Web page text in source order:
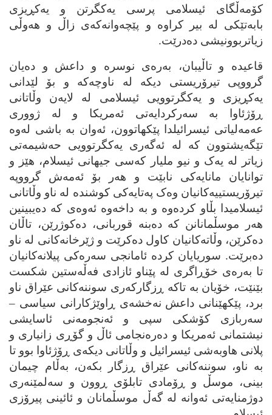
کۆمه‌ڵگای ئیسلامی پرسی یه‌کگرتن و یه‌کڕیزی
بابه‌تێکی له‌ بیر کراوه‌ و پێچه‌وانه‌که‌ی زاڵ و هه‌وڵی
زیاتربوونیشی ده‌درێت.
قاعیده‌ و تاڵیبان، به‌ره‌ی نوسره‌ و داعش و ده‌یان
گرووپی تیرۆریستی دیکه‌ له‌ ناوچه‌که‌ و بۆ لێدانی
یه‌کڕیزی و یه‌کگرتوویی ئیسلامی له‌ لایه‌ن وڵاتانی
ڕۆژئاوا به‌ سه‌رکردایه‌تی ئه‌مریکا و له‌ ژووری
عه‌مه‌لیاتی ئیسرائیلدا پێکهاتوون، ئه‌وان به‌ باشی له‌وه‌
تێگه‌یشتوون که‌ له‌ ئه‌گه‌ری یه‌کگرتوویی حه‌شیمه‌تی
زیاتر له‌ یه‌ک و نیو ملیار که‌سی جیهانی ئیسلام، هێز و
توانایان مانایه‌کی نابێت و هه‌ر بۆ ئه‌مه‌ش گرووپه‌
تیرۆریستییه‌کانیان وه‌ک په‌تایه‌کی کوشنده‌ له‌ ناو وڵاتانی
ئیسلامیدا بڵاو کرده‌وه‌ و به‌ داخه‌وه‌ ئه‌وه‌ی که‌ ده‌یبینین
هه‌ر موسڵمانانن که‌ ده‌بنه‌ قوربانی، ده‌کوژرێن، تاڵان
ده‌کرێن، وڵاته‌کانیان کاول ده‌کرێت و ژێرخانه‌کانی له‌ ناو
ده‌برێت. سوریایان کرده‌ ئامانجی سه‌ره‌کی پیلانه‌کانیان
تا به‌ره‌ی خۆڕاگری له‌ پێناو ئازادی فه‌ڵه‌ستین شکست
بێنێت، خۆیان به‌ تاکه‌ ڕزگارکه‌ری سوننه‌کانی عێراق ناو
برد، پێکهێنانی داعش نه‌خشه‌ی ڕاوێژکارانی سیاسی –
سه‌ربازی کۆشکی سپی و ئه‌نجومه‌نی ئاسایشی
نیشتمانی ئه‌مریکا و ده‌ره‌نجامی ئاڵ و گۆڕی زانیاری و
پلانی هاوبه‌شی ئیسرائیل و وڵاتانی دیکه‌ی ڕۆژئاوا بوو تا
به‌ ناو، سوننه‌کانی عێراق ڕزگار بکه‌ن، به‌ڵام چیمان
بینی، موسڵ و ڕۆمادی تابلۆی ڕوون و سه‌لمێنه‌ری
دوژمنایه‌تی ئه‌وانه‌ له‌ گه‌ڵ موسڵمانان و ئائینی پیرۆزی